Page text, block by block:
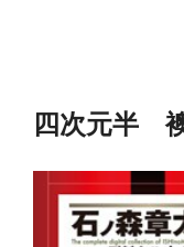
四次元半